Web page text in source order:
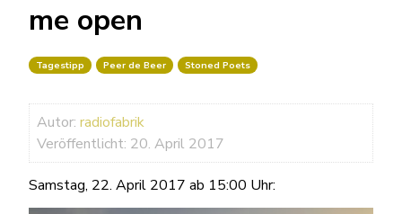
me open
Tagestipp Peer de Beer Stoned Poets
Autor: radiofabrik
Veröffentlicht: 20. April 2017
Samstag, 22. April 2017 ab 15:00 Uhr: